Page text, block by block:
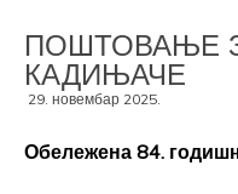
ПОШТОВАЊЕ
КАДИЊАЧЕ
29. новембар 2025.
Обележена 84.